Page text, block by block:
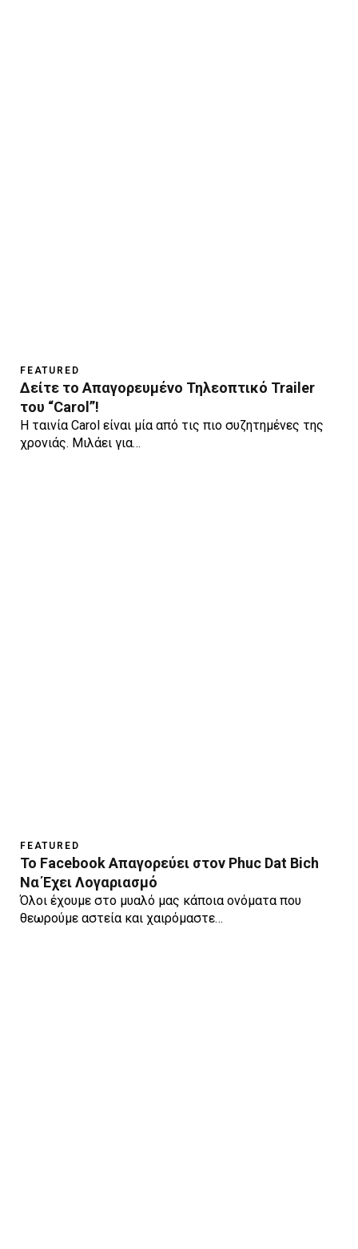
FEATURED
Δείτε το Απαγορευμένο Τηλεοπτικό Trailer
του “Carol”!
H ταινία Carol είναι μία από τις πιο συζητημένες της
χρονιάς. Μιλάει για…
FEATURED
Το Facebook Απαγορεύει στον Phuc Dat Bich
Να Έχει Λογαριασμό
Όλοι έχουμε στο μυαλό μας κάποια ονόματα που
θεωρούμε αστεία και χαιρόμαστε…